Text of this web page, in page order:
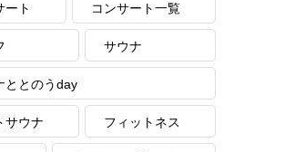
ート コンサート一覧
サウナ
ととのうday
サウナ フィットネス